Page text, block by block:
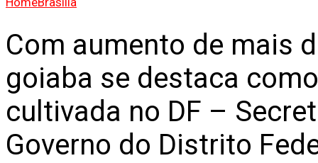
Com aumento de mais
goiaba se destaca
cultivada no DF –
Governo do Distrito